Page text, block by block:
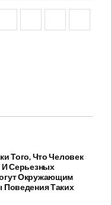
Того, Что Человек
И Серьезных
Окружающим
Таких